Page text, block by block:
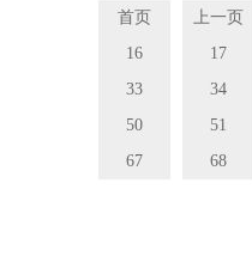
首页 上一页
16
17
33
34
50
51
67
68